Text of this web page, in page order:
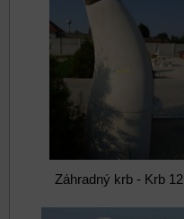
Záhradný krb - Krb 12